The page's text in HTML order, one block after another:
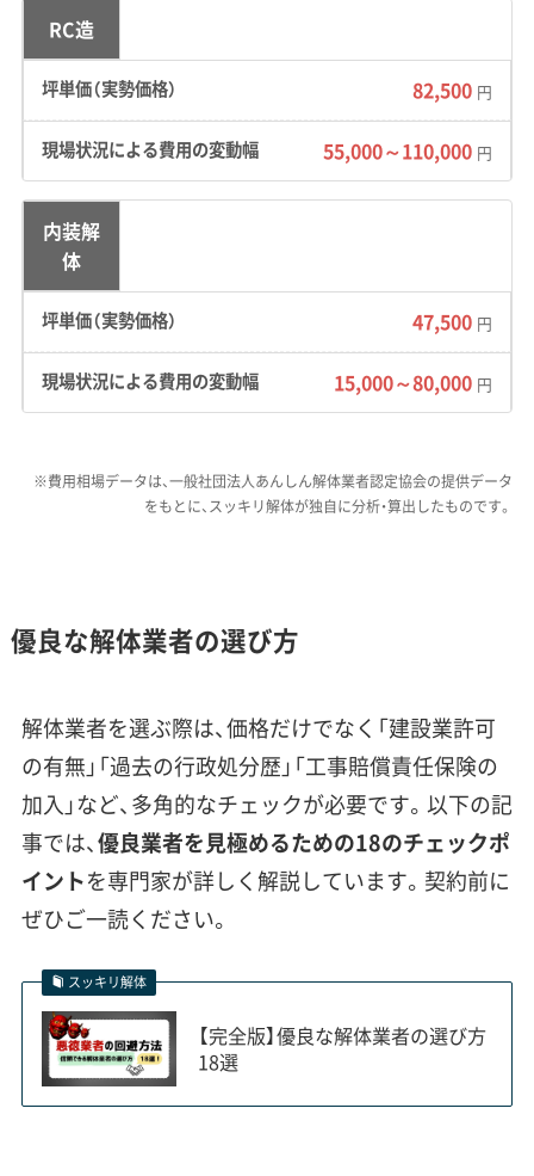
象潟地区は、1804年の大地震で海底
が隆起して陸地になったという珍しい歴史を持
つエリアです。だからこそ、かつて「島」だった
場所は硬い岩盤、「海」だった場所は軟弱な泥の
地盤と、一つの敷地内で地盤の種類が全く違う
ケースがあります。加えて、仁賀保地区の平沢エ
リアでは、海岸沿いの斜面に住宅地が広がって
おり、土砂災害警戒区域に指定されている場所
も少なくありません。
がそのまま残る漁村集落です。このため、道幅が
費用への影響：
こうした地形や道路事情は、解体
費用に直接影響します。金浦地区のような道が
小型トラックで廃材を何度も往復して運び出し
たりする必要があるため、人件費や運搬費がど
うしても割高になります。また、象潟地区では、
複雑な地盤で重機が沈まないようにするための
鉄板（敷鉄板）の費用や、岩盤にぶつかる基礎を
壊すための追加費用がかかる可能性がありま
運営者 稲垣
にかほ市のように大規模なRC造の
解体が見込まれる地域では、業者選
RC造
82,500 円
55,000～110,000 円
内装解
体
47,500 円
15,000～80,000 円
※費用相場データは、一般社団法人あんしん解体業者認定協会の提供データ
をもとに、スッキリ解体が独自に分析・算出したものです。
優良な解体業者の選び方
解体業者を選ぶ際は、価格だけでなく「建設業許可
の有無」「過去の行政処分歴」「工事賠償責任保険の
加入」など、多角的なチェックが必要です。以下の記
事では、優良業者を見極めるための18のチェックポ
イントを専門家が詳しく解説しています。契約前に
ぜひご一読ください。
スッキリ解体
【完全版】優良な解体業者の選び方
18選